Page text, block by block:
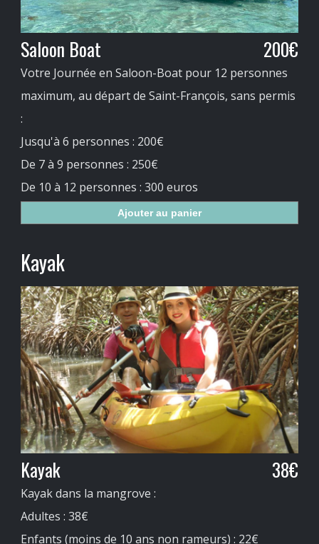
200€
Saloon Boat
Votre Journée en Saloon-Boat pour 12 personnes
maximum, au départ de Saint-François, sans permis
:
Jusqu'à 6 personnes : 200€
De 7 à 9 personnes : 250€
De 10 à 12 personnes : 300 euros
Ajouter au panier
Kayak
38€
Kayak
Kayak dans la mangrove :
Adultes : 38€
Enfants (moins de 10 ans non rameurs) : 22€